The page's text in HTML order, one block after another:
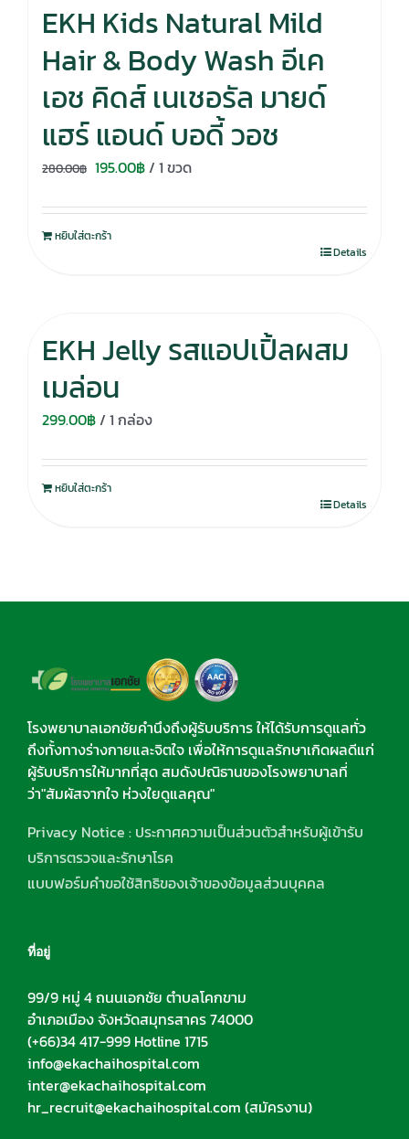
EKH Kids Natural Mild
Hair & Body Wash อีเค
เอช คิดส์ เนเชอรัล มายด์
แฮร์ แอนด์ บอดี้ วอช
280.00฿ Original
was:
280.00฿.
195.00฿Current
is:
/ 1 ขวด
หยิบใส่ตะกร้า
Details
EKH Jelly รสแอปเปิ้ลผสม
เมล่อน
299.00฿/ 1 กล่อง
หยิบใส่ตะกร้า
Details
โรงพยาบาลเอกชัยคำนึงถึงผู้รับบริการ ให้ได้รับการดูแลทั่ว
ถึงทั้งทางร่างกายและจิตใจ เพื่อให้การดูแลรักษาเกิดผลดีแก่
ผู้รับบริการให้มากที่สุด สมดังปณิธานของโรงพยาบาลที่
ว่า"สัมผัสจากใจ ห่วงใยดูแลคุณ"
Privacy Notice : ประกาศความเป็นส่วนตัวสำหรับผู้เข้ารับ
บริการตรวจและรักษาโรค
แบบฟอร์มคำขอใช้สิทธิของเจ้าของข้อมูลส่วนบุคคล
ที่อยู่
99/9 หมู่ 4 ถนนเอกชัย ตำบลโคกขาม
อำเภอเมือง จังหวัดสมุทรสาคร 74000
(+66)34 417-999 Hotline 1715
info@ekachaihospital.com
inter@ekachaihospital.com
hr_recruit@ekachaihospital.com (สมัครงาน)